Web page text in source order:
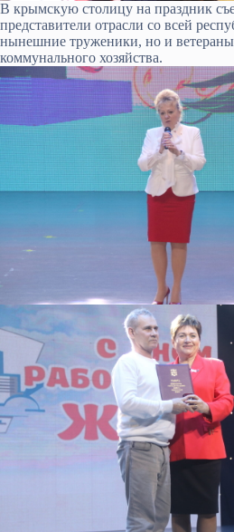
В крымскую столицу на праздник
представители отрасли со всей
нынешние труженики, но и
коммунального хозяйства.